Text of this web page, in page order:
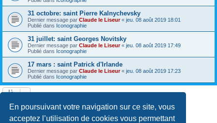
En poursuivant votre navigation sur ce site, vous
acceptez l’utilisation de cookies vous permettant
31 octobre: saint Pierre Kalnychevsky
Dernier message par Claude le Liseur« jeu. 08 août 2019 18:01
Publié dans Iconographie
31 juillet: saint Georges Novitsky
Dernier message par Claude le Liseur« jeu. 08 août 2019 17:49
Publié dans Iconographie
17 mars : saint Patrick d'Irlande
Dernier message par Claude le Liseur« jeu. 08 août 2019 17:23
Publié dans Iconographie
Page1sur20
3